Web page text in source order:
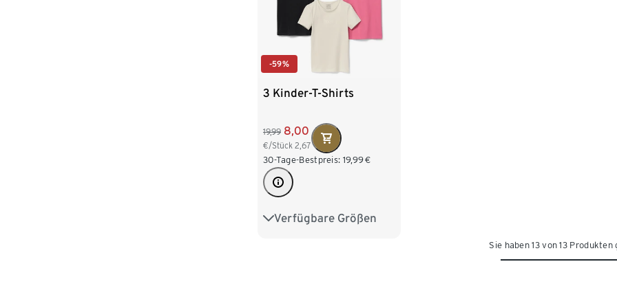
-59%
3 Kinder-T-Shirts
19,99 8,00
€/Stück 2,67
30-Tage-Bestpreis: 19,99€
Verfügbare Größen
122/128 134/140
Sie haben 13 von 13 Produkten